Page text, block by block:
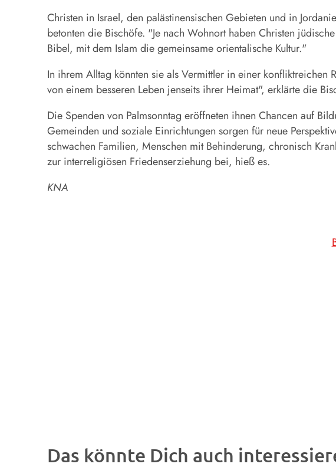
Christen in Israel, den palästinensischen Gebieten und in
betonten die Bischöfe. "Je nach Wohnort haben Christen
Bibel, mit dem Islam die gemeinsame orientalische Kultur."
In ihrem Alltag könnten sie als Vermittler in einer konfliktreichen
von einem besseren Leben jenseits ihrer Heimat", erklärte die
Die Spenden von Palmsonntag eröffneten ihnen Chancen auf
Gemeinden und soziale Einrichtungen sorgen für neue
schwachen Familien, Menschen mit Behinderung, chronisch
zur interreligiösen Friedenserziehung bei, hieß es.
KNA
Das könnte Dich auch